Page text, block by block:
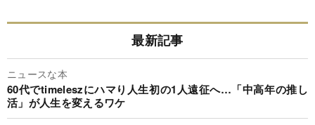
最新記事
ニュースな本
60代でtimeleszにハマり人生初の1人遠征へ…「中高年の推し
活」が人生を変えるワケ